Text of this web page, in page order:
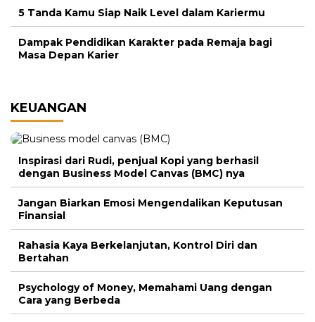
5 Tanda Kamu Siap Naik Level dalam Kariermu
Dampak Pendidikan Karakter pada Remaja bagi
Masa Depan Karier
KEUANGAN
Inspirasi dari Rudi, penjual Kopi yang berhasil
dengan Business Model Canvas (BMC) nya
Jangan Biarkan Emosi Mengendalikan Keputusan
Finansial
Rahasia Kaya Berkelanjutan, Kontrol Diri dan
Bertahan
Psychology of Money, Memahami Uang dengan
Cara yang Berbeda